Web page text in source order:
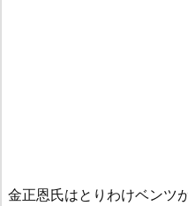
金正恩氏はとりわけベンツ